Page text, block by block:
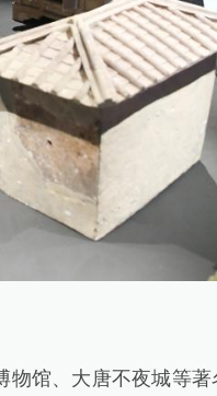
馆、大唐不夜城等著